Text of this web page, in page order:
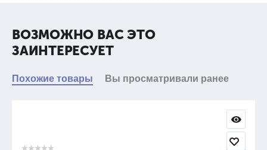
отвертка PH0х65
отвертка PH1х65.
ВОЗМОЖНО ВАС ЭТО
ЗАИНТЕРЕСУЕТ
Похожие товары Вы просматривали ранее